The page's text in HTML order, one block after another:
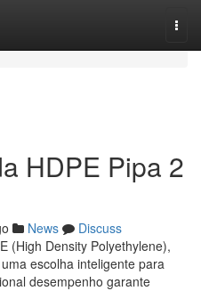
HDPE Pipa 2
News
Discuss
(High Density Polyethylene),
escolha inteligente para
desempenho garante